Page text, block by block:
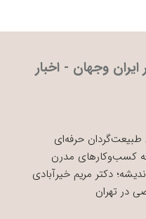
وجهان - اخبار
طبیعت‌گردان حرفه‌ای
کسب‌وکارهای مدرن
دکتر مریم خیرآبادی
در تهران